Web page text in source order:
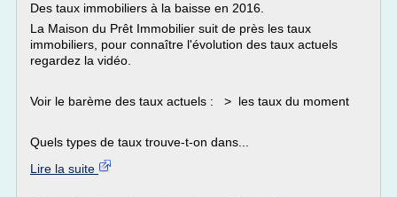
Des taux immobiliers à la baisse en 2016.
La Maison du Prêt Immobilier suit de près les taux
immobiliers, pour connaître l'évolution des taux actuels
regardez la vidéo.
Voir le barème des taux actuels : > les taux du moment
Quels types de taux trouve-t-on dans...
Lire la suite